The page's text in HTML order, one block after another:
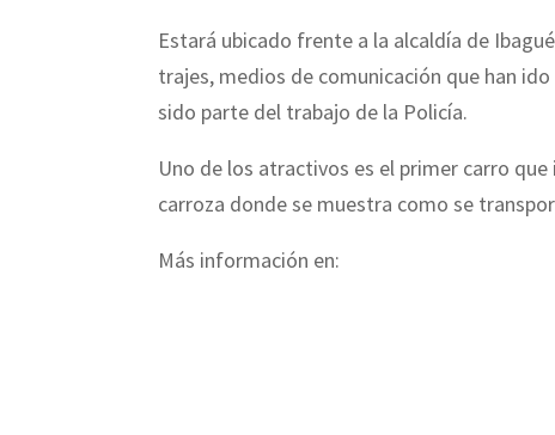
Estará ubicado frente a la alcaldía de
trajes, medios de comunicación que han
sido parte del trabajo de la Policía.
Uno de los atractivos es el primer carro
carroza donde se muestra como se
Más información en: